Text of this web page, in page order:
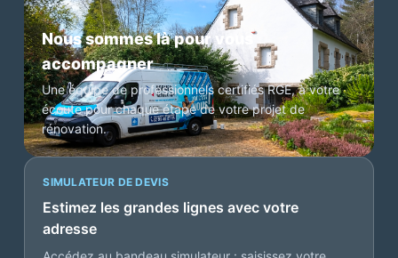
Nous sommes là pour vous
accompagner
Une équipe de professionnels certifiés RGE, à votre
écoute pour chaque étape de votre projet de
rénovation.
SIMULATEUR DE DEVIS
Estimez les grandes lignes avec votre
adresse